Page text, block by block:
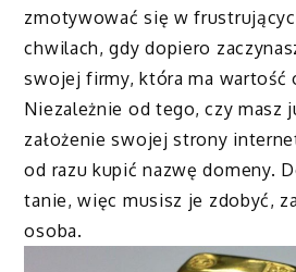
zmotywować się w
chwilach, gdy dopiero
swojej firmy, która ma wartość
Niezależnie od tego, czy masz
założenie swojej strony
od razu kupić nazwę domeny.
tanie, więc musisz je zdobyć,
osoba.